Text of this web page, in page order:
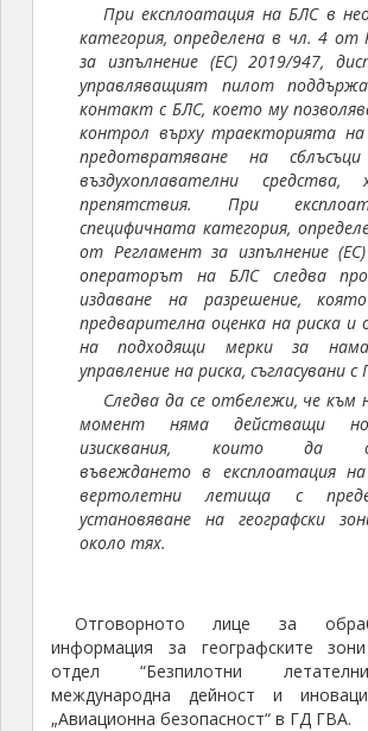
При експлоатация на БЛС в
категория, определена в чл. 4 от
за изпълнение (ЕС) 2019/947,
управляващият пилот
контакт с БЛС, което му
контрол върху траекторията
предотвратяване на
въздухоплавателни
препятствия. При
специфичната категория,
от Регламент за изпълнение
операторът на БЛС следва
издаване на разрешение,
предварителна оценка на риска и
на подходящи мерки за
управление на риска, съгласувани с
Следва да се отбележи, че към
момент няма действащи
изисквания, които да
въвеждането в експлоатация
вертолетни летища с
установяване на географски
около тях.
Отговорното лице за
информация за географските
отдел “Безпилотни
международна дейност и
„Авиационна безопасност“ в ГД ГВА.